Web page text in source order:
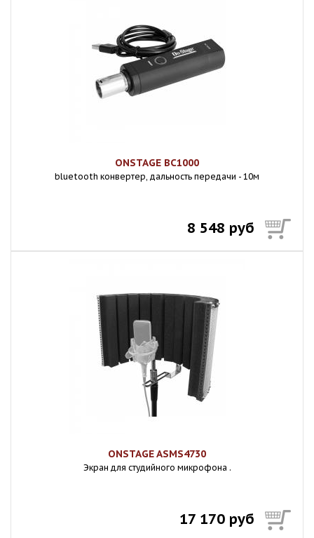
ONSTAGE BC1000
bluetooth конвертер, дальность передачи - 10м
8 548 руб
ONSTAGE ASMS4730
Экран для студийного микрофона .
17 170 руб